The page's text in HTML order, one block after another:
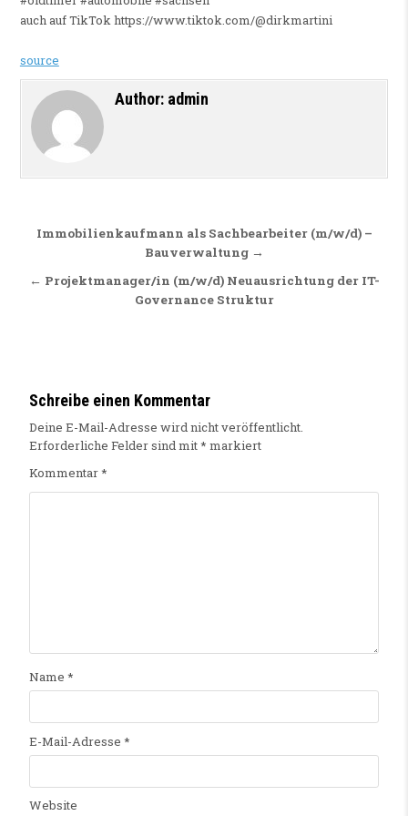
auch auf TikTok https://www.tiktok.com/@dirkmartini
source
Author: admin
Beitragsnavigation
Immobilienkaufmann als Sachbearbeiter (m/w/d) –
Bauverwaltung →
← Projektmanager/in (m/w/d) Neuausrichtung der IT-
Governance Struktur
Schreibe einen Kommentar
Deine E-Mail-Adresse wird nicht veröffentlicht.
Erforderliche Felder sind mit* markiert
Kommentar*
Name *
E-Mail-Adresse *
Website